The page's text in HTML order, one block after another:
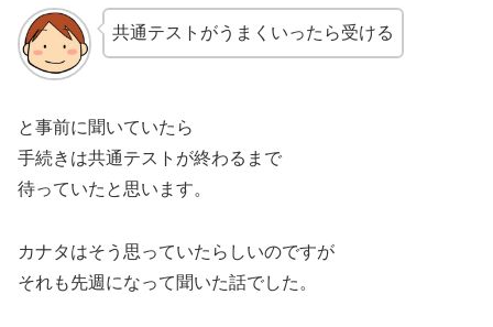
共通テストがうまくいったら受ける
と事前に聞いていたら
手続きは共通テストが終わるまで
待っていたと思います。
カナタはそう思っていたらしいのですが
それも先週になって聞いた話でした。